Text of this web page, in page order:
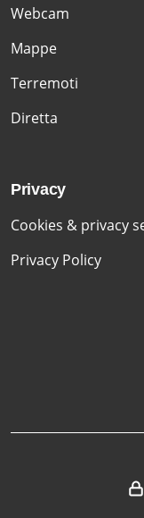
Webcam
Mappe
Terremoti
Diretta
Privacy
Cookies & privacy
Privacy Policy